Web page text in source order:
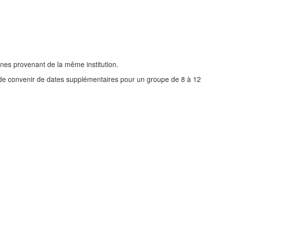
provenant de la même institution.
convenir de dates supplémentaires pour un groupe de 8 à 12